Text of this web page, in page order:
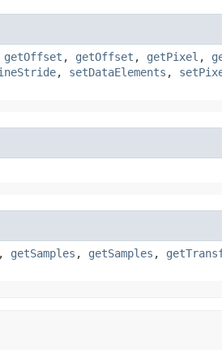
getOffset , getOffset , getPixel ,
, setDataElements ,
, getSamples , getSamples ,